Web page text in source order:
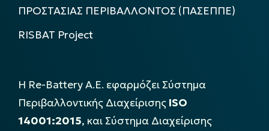
ΠΡΟΣΤΑΣΙΑΣ ΠΕΡΙΒΑΛΛΟΝΤΟΣ (ΠΑΣΕΠΠΕ)
RISBAT Project
Η Re-Battery Α.Ε. εφαρμόζει Σύστημα
Περιβαλλοντικής Διαχείρισης ISO
14001:2015, και Σύστημα Διαχείρισης